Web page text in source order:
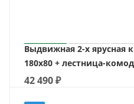
Выдвижная 2-х ярусная
180х80 + лестница-комод
42 490₽